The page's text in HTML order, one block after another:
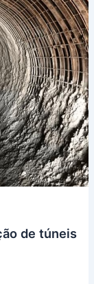
de túneis